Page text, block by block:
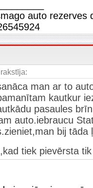
auto rezerves
man ar to
kautkur
pasaules
auto.iebraucu
bij tāda
tiek pievērsta